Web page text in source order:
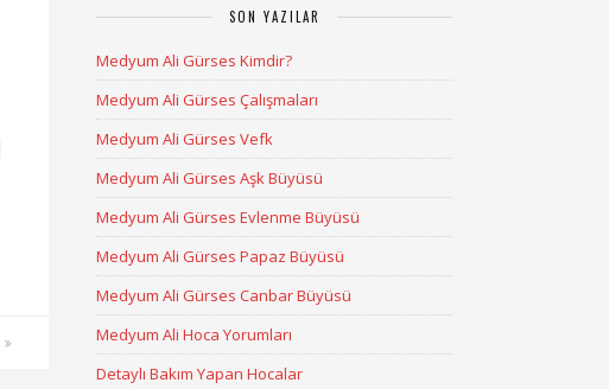
SON YAZILAR
Medyum Ali Gürses Kimdir?
Medyum Ali Gürses Çalışmaları
Medyum Ali Gürses Vefk
Medyum Ali Gürses Aşk Büyüsü
Medyum Ali Gürses Evlenme Büyüsü
Medyum Ali Gürses Papaz Büyüsü
Medyum Ali Gürses Canbar Büyüsü
Medyum Ali Hoca Yorumları
Detaylı Bakım Yapan Hocalar